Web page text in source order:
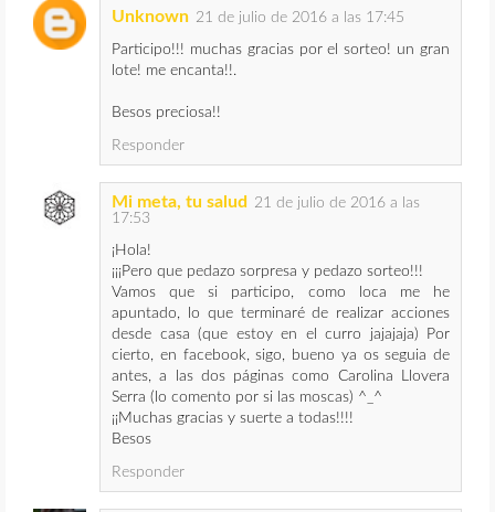
Unknown 21 de julio de 2016 a las 17:45
Participo!!! muchas gracias por el sorteo! un gran
lote! me encanta!!.
Besos preciosa!!
Responder
Mi meta, tu salud
21 de julio de 2016 a las
17:53
¡Hola!
¡¡¡Pero que pedazo sorpresa y pedazo sorteo!!!
Vamos que si participo, como loca me he
apuntado, lo que terminaré de realizar acciones
desde casa (que estoy en el curro jajajaja) Por
cierto, en facebook, sigo, bueno ya os seguia de
antes, a las dos páginas como Carolina Llovera
Serra (lo comento por si las moscas) ^_^
¡¡Muchas gracias y suerte a todas!!!!
Besos
Responder